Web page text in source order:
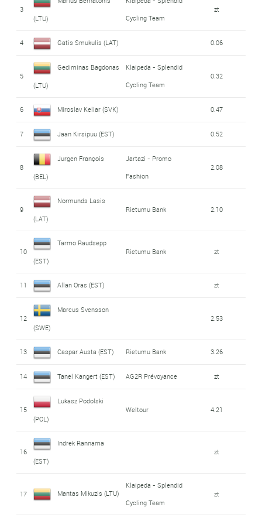
3
(LTU)
Cycling Team
zt
4 Gatis Smukulis (LAT) 0.06
5
Gediminas Bagdonas
(LTU)
Klaipeda - Splendid
Cycling Team
0.32
6 Miroslav Keliar (SVK) 0.47
7 Jaan Kirsipuu (EST) 0.52
8
Jurgen François
(BEL)
Jartazi - Promo
Fashion
2.08
9
Normunds Lasis
(LAT)
Rietumu Bank 2.10
10
Tarmo Raudsepp
(EST)
Rietumu Bank zt
11 Allan Oras (EST) zt
12
Marcus Svensson
(SWE)
2.53
13 Caspar Austa (EST) Rietumu Bank 3.26
14 Tanel Kangert (EST) AG2R Prévoyance zt
15
Lukasz Podolski
(POL)
Weltour 4.21
16
Indrek Rannama
(EST)
zt
17 Mantas Mikuzis (LTU)
Klaipeda - Splendid
Cycling Team
zt